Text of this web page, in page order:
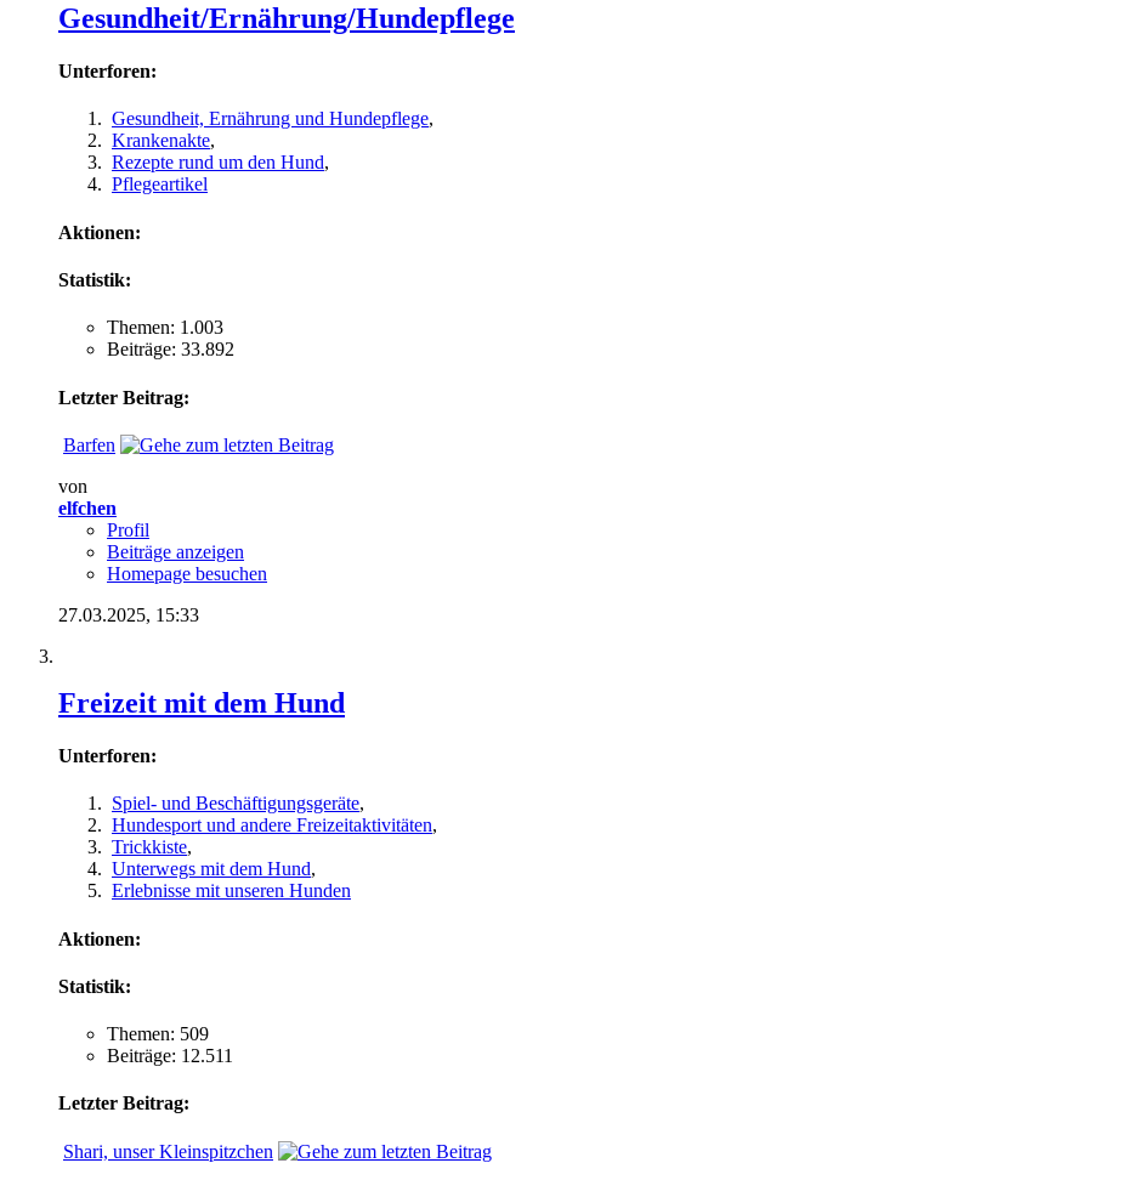
Gesundheit/Ernährung/Hundepflege
Unterforen:
Gesundheit, Ernährung und Hundepflege,
Krankenakte,
Rezepte rund um den Hund,
Pflegeartikel
Aktionen:
Statistik:
Themen: 1.003
Beiträge: 33.892
Letzter Beitrag:
Barfen
von
elfchen
Profil
Beiträge anzeigen
Homepage besuchen
27.03.2025, 15:33
Freizeit mit dem Hund
Unterforen:
Spiel- und Beschäftigungsgeräte,
Hundesport und andere Freizeitaktivitäten,
Trickkiste,
Unterwegs mit dem Hund,
Erlebnisse mit unseren Hunden
Aktionen:
Statistik:
Themen: 509
Beiträge: 12.511
Letzter Beitrag:
Shari, unser Kleinspitzchen